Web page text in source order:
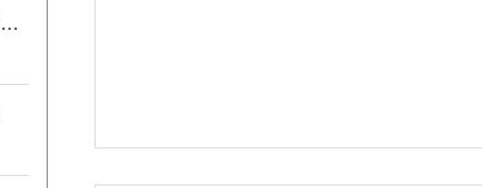
关于变频谐振耐压试验装置的性能特点，你可能还不知道！